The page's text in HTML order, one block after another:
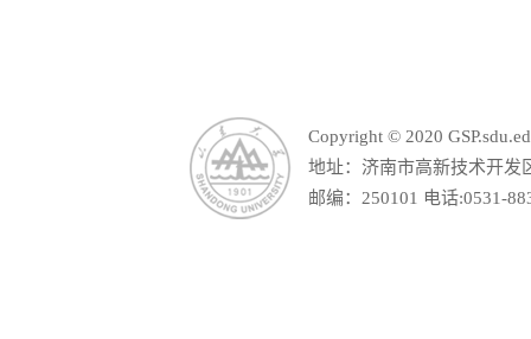
Copyright © 2020
地址：济南市高新技术开发
邮编：250101 电话:0531-